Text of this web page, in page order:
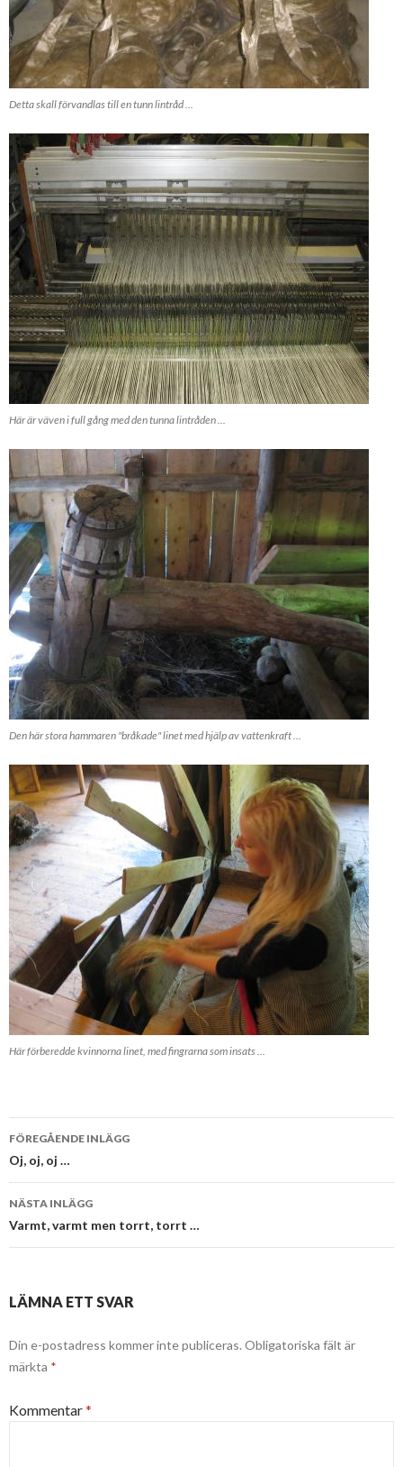
Detta skall förvandlas till en tunn lintråd ...
Här är väven i full gång med den tunna lintråden ...
Den här stora hammaren "bråkade" linet med hjälp av vattenkraft ...
Här förberedde kvinnorna linet, med fingrarna som insats ...
Inläggsnavigering
FÖREGÅENDE INLÄGG
Oj, oj, oj …
NÄSTA INLÄGG
Varmt, varmt men torrt, torrt …
LÄMNA ETT SVAR
Din e-postadress kommer inte publiceras. Obligatoriska fält är
märkta *
Kommentar*